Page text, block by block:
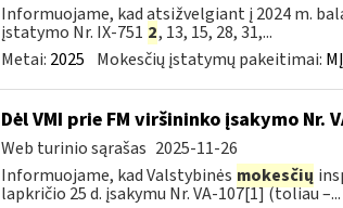
Informuojame, kad atsižvelgiant į 2024 m.
įstatymo Nr. IX-751 2, 13, 15, 28, 31,...
Metai: 2025 Mokesčių įstatymų pakeitimai:
Dėl VMI prie FM viršininko įsakymo Nr.
Web turinio sąrašas 2025-11-26
Informuojame, kad Valstybinės mokesčių
lapkričio 25 d. įsakymu Nr. VA-107[1] (toliau –...